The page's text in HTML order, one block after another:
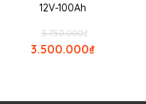
12V-100Ah
₫
3.750.000
₫
3.500.000